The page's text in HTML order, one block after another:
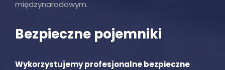
międzynarodowym.
Bezpieczne pojemniki
Wykorzystujemy profesjonalne bezpieczne